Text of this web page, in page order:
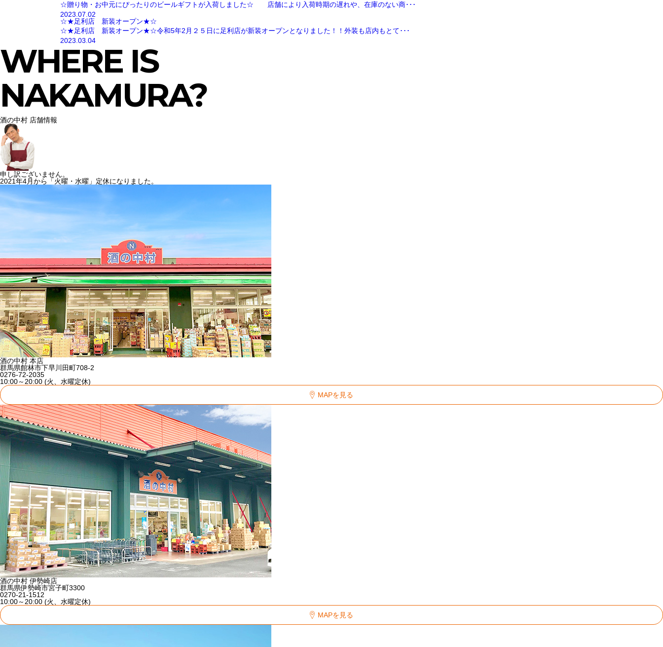
☆贈り物・お中元にぴったりのビールギフトが入荷しました☆ 店舗により入荷時期の遅れや、在庫のない商･･･
2023.07.02
☆★足利店 新装オープン★☆
☆★足利店 新装オープン★☆令和5年2月２５日に足利店が新装オープンとなりました！！外装も店内もとて･･･
2023.03.04
WHERE IS
NAKAMURA?
酒の中村 店舗情報
申し訳ございません。
2021年4月から「火曜・水曜」定休になりました。
酒の中村 本店
群馬県館林市下早川田町708-2
0276-72-2035
10:00～20:00 (火、水曜定休)
MAPを見る
酒の中村 伊勢崎店
群馬県伊勢崎市宮子町3300
0270-21-1512
10:00～20:00 (火、水曜定休)
MAPを見る